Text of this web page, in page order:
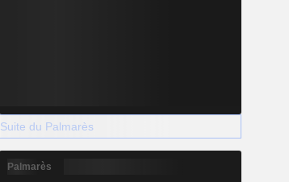
Suite du Palmarès
Palmarès